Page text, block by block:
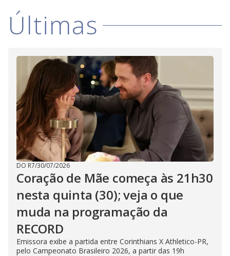
i
d
e
o
Últimas
DO R7/30/07/2026
Coração de Mãe começa às 21h30
nesta quinta (30); veja o que
muda na programação da
RECORD
Emissora exibe a partida entre Corinthians X Athletico-PR,
pelo Campeonato Brasileiro 2026, a partir das 19h